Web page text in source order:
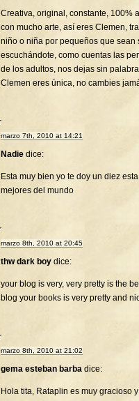
Creativa, original, constante, 100%
con mucho arte, así eres Clemen,
niño o niña por pequeños que sean
escuchándote, como cuentas las
de los adultos, nos dejas sin
Clemen eres única, no cambies
marzo 7th, 2010 at 14:21
Nadie dice:
Esta muy bien yo te doy un diez
mejores del mundo
marzo 8th, 2010 at 20:45
thw dark boy dice:
your blog is very, very pretty is the
blog your books is very pretty and
marzo 8th, 2010 at 21:02
gema esteban barba dice:
Hola tita, Rataplin es muy gracioso